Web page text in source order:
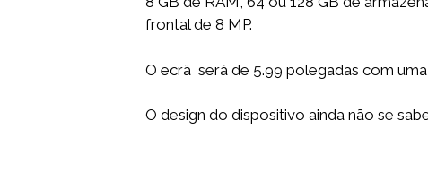
frontal de 8 MP.
O ecrã será de 5.99 polegadas com
O design do dispositivo ainda não se